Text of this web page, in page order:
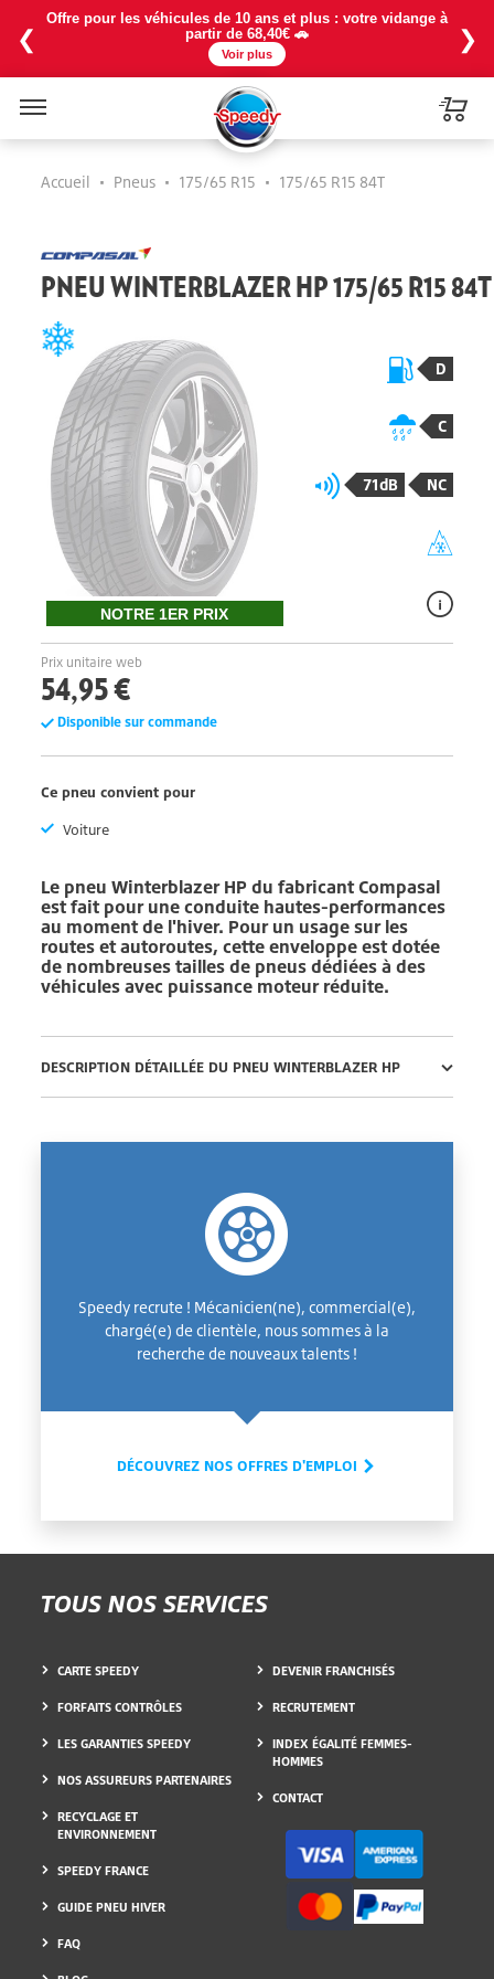
❮
Offre pour les véhicules de 10 ans et plus : votre vidange à
partir de 68,40€ 🚗
Voir plus
❯
Accueil • Pneus • 175/65 R15 • 175/65 R15 84T
PNEU WINTERBLAZER HP 175/65 R15 84T
NOTRE 1ER PRIX
D
C
71dB NC
Prix unitaire web
54,95 €
Disponible sur commande
Ce pneu convient pour
Voiture
Le pneuWinterblazer HP du fabricantCompasal
est fait pour une conduite hautes-performances
au moment de l'hiver. Pour un usage sur les
routes et autoroutes, cette enveloppe est dotée
de nombreuses tailles de pneus dédiées à des
véhicules avec puissance moteur réduite.
DESCRIPTION DÉTAILLÉE DU PNEU WINTERBLAZER HP
Speedy recrute ! Mécanicien(ne), commercial(e),
chargé(e) de clientèle, nous sommes à la
recherche de nouveaux talents !
DÉCOUVREZ NOS OFFRES D'EMPLOI
TOUS NOS SERVICES
CARTE SPEEDY
FORFAITS CONTRÔLES
LES GARANTIES SPEEDY
NOS ASSUREURS PARTENAIRES
RECYCLAGE ET
ENVIRONNEMENT
SPEEDY FRANCE
GUIDE PNEU HIVER
FAQ
DEVENIR FRANCHISÉS
RECRUTEMENT
INDEX ÉGALITÉ FEMMES-
HOMMES
CONTACT